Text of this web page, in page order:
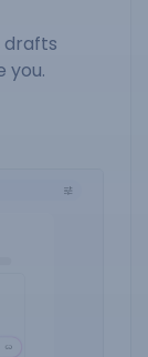
drafts
you.